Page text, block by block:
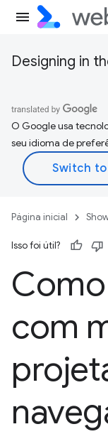
Designing in
O Google usa
seu idioma de
Página inicial
Isso foi útil?
com